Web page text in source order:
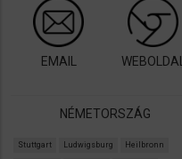
EMAIL WEBOLDAL
NÉMETORSZÁG
Stuttgart Ludwigsburg Heilbronn